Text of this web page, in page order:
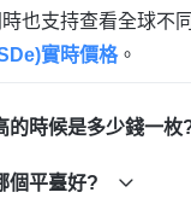
外部流動性池中獲取
，其中僅包括做市
戶存款的充分支持。
也支持查看全球不
實時價格。
的時候是多少錢一枚
個平臺好?